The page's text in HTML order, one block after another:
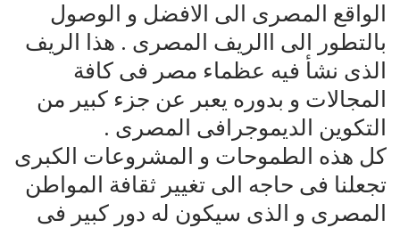
الواقع المصرى الى الافضل و الوصول
بالتطور الى االريف المصرى . هذا الريف
الذى نشأ فيه عظماء مصر فى كافة
المجالات و بدوره يعبر عن جزء كبير من
التكوين الديموجرافى المصرى .
كل هذه الطموحات و المشروعات الكبرى
تجعلنا فى حاجه الى تغيير ثقافة المواطن
المصرى و الذى سيكون له دور كبير فى